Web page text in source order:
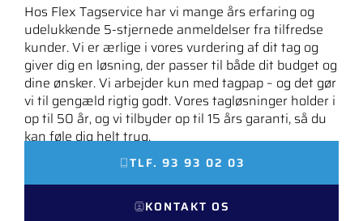
Hos Flex Tagservice har vi mange års erfaring og
udelukkende 5-stjernede anmeldelser fra tilfredse
kunder. Vi er ærlige i vores vurdering af dit tag og
giver dig en løsning, der passer til både dit budget og
dine ønsker. Vi arbejder kun med tagpap – og det gør
vi til gengæld rigtig godt. Vores tagløsninger holder i
op til 50 år, og vi tilbyder op til 15 års garanti, så du
kan føle dig helt tryg.
TLF. 93 93 02 03
KONTAKT OS